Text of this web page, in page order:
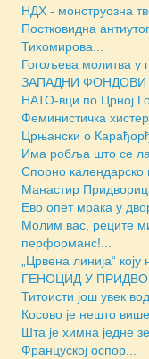
НДХ - монструозна
Постковидна
Тихомирова...
Гогољева молитва у
ЗАПАДНИ ФОНДОВИ
НАТО-вци по Црној
Феминистичка
Црњански о
Има робља што се
Спорно календарско
Манастир
Ево опет мрака у
Молим вас, реците
перформанс!...
„Црвена линија“
ГЕНОЦИД У
Титоисти још увек
Косово је нешто
Шта је химна једне
Француској оспор...